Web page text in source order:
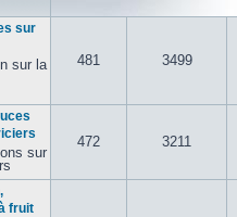
sur
sur la
481 3499
sur
472 3211
fruit